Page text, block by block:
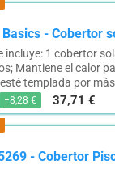
incluye: 1 cobertor
Mantiene el calor
templada por
−8,28 € 37,71 €